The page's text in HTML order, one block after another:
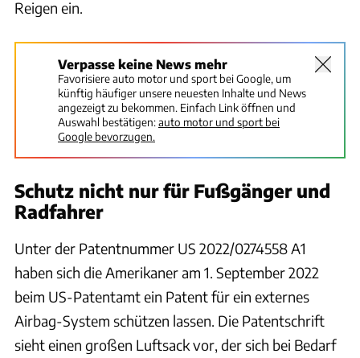
Reigen ein.
Verpasse keine News mehr
Favorisiere auto motor und sport bei Google, um
künftig häufiger unsere neuesten Inhalte und News
angezeigt zu bekommen. Einfach Link öffnen und
Auswahl bestätigen:auto motor und sport bei
Google bevorzugen.
Schutz nicht nur für Fußgänger und
Radfahrer
Unter der Patentnummer US 2022/0274558 A1
haben sich die Amerikaner am 1. September 2022
beim US-Patentamt ein Patent für ein externes
Airbag-System schützen lassen. Die Patentschrift
sieht einen großen Luftsack vor, der sich bei Bedarf